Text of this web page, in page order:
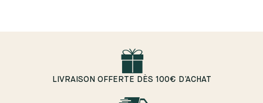
LIVRAISON OFFERTE DÈS 100€ D’ACHAT